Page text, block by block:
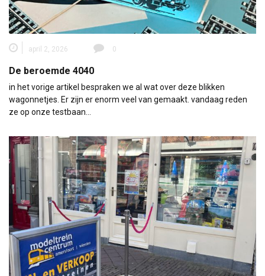
april 2, 2026 0
De beroemde 4040
in het vorige artikel bespraken we al wat over deze blikken
wagonnetjes. Er zijn er enorm veel van gemaakt. vandaag reden
ze op onze testbaan…